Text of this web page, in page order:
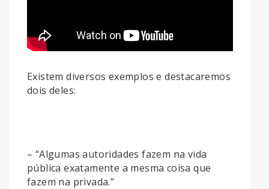
Existem diversos exemplos e destacaremos
dois deles:
– “Algumas autoridades fazem na vida
pública exatamente a mesma coisa que
fazem na privada.”